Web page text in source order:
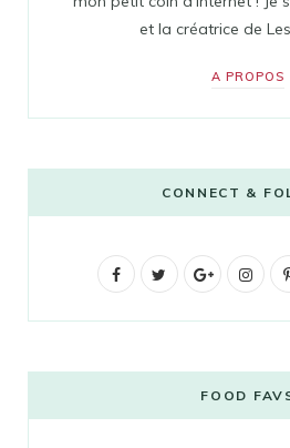
et la créatrice de
A PROPOS
CONNECT &
F
b
t
G
g
l
I
t
a
FOOD